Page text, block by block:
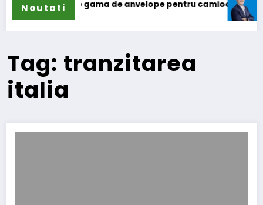
Noutati
își extinde gama de anvelope pentru camioane Lars
Tag: tranzitarea
italia